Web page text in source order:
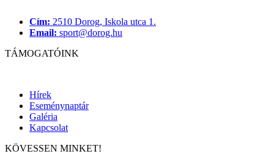
Cím: 2510 Dorog, Iskola utca 1.
Email: sport@dorog.hu
TÁMOGATÓINK
Hírek
Eseménynaptár
Galéria
Kapcsolat
KÖVESSEN MINKET!